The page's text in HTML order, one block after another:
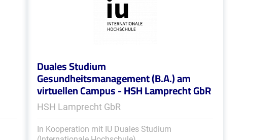
Duales Studium
Gesundheitsmanagement (B.A.) am
virtuellen Campus - HSH Lamprecht GbR
HSH Lamprecht GbR
In Kooperation mit IU Duales Studium